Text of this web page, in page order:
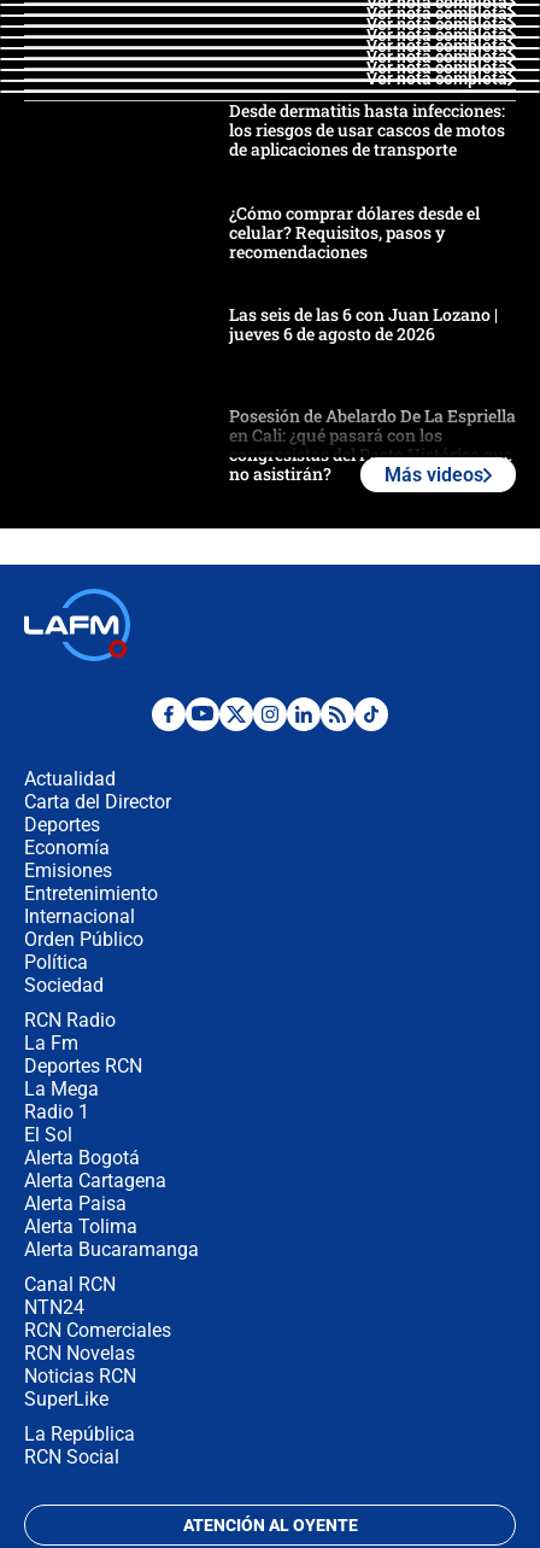
Ver nota completa
Ver nota completa
Ver nota completa
Ver nota completa
Ver nota completa
Ver nota completa
Ver nota completa
Desde dermatitis hasta infecciones:
los riesgos de usar cascos de motos
de aplicaciones de transporte
¿Cómo comprar dólares desde el
celular? Requisitos, pasos y
recomendaciones
Las seis de las 6 con Juan Lozano |
jueves 6 de agosto de 2026
Posesión de Abelardo De La Espriella
en Cali: ¿qué pasará con los
congresistas del Pacto Histórico que
no asistirán?
¿Por qué De la Espriella gobernará
Más videos
Actualidad
Carta del Director
Deportes
Economía
Emisiones
Entretenimiento
Internacional
Orden Público
Política
Sociedad
RCN Radio
La Fm
Deportes RCN
La Mega
Radio 1
El Sol
Alerta Bogotá
Alerta Cartagena
Alerta Paisa
Alerta Tolima
Alerta Bucaramanga
Canal RCN
NTN24
RCN Comerciales
RCN Novelas
Noticias RCN
SuperLike
La República
RCN Social
ATENCIÓN AL OYENTE